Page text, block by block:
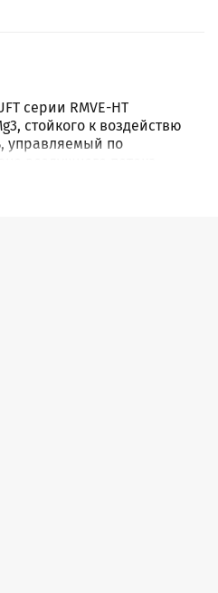
серии RMVE-HT
стойкого к воздействю
управляемый по
для проведения
для обеспечения
обслуживании. Лоток
для удаления жира,
поверхности крыши от
скорости
путем изменения
пятиступенчатых
однофазных плавных
вентиляторов при
не превышает
В двигатели
термоконтакты,
защитного
пятиступенчатых
дополнительное защитное